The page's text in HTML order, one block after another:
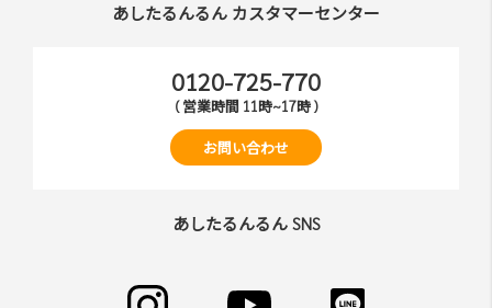
あしたるんるん カスタマーセンター
0120-725-770
( 営業時間 11時~17時 )
お問い合わせ
あしたるんるん SNS